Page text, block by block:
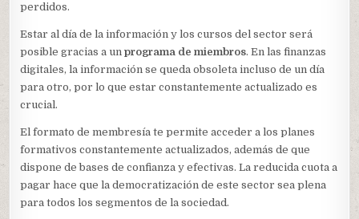
perdidos.
Estar al día de la información y los cursos del sector será
posible gracias a unprograma de miembros. En las finanzas
digitales, la información se queda obsoleta incluso de un día
para otro, por lo que estar constantemente actualizado es
crucial.
El formato de membresía te permite acceder a los planes
formativos constantemente actualizados, además de que
dispone de bases de confianza y efectivas. La reducida cuota a
pagar hace que la democratización de este sector sea plena
para todos los segmentos de la sociedad.